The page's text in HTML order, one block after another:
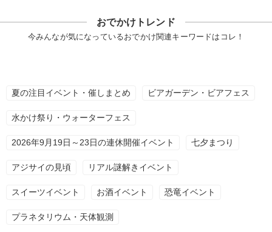
おでかけトレンド
今みんなが気になっているおでかけ関連キーワードはコレ！
夏の注目イベント・催しまとめ ビアガーデン・ビアフェス
水かけ祭り・ウォーターフェス
2026年9月19日～23日の連休開催イベント 七夕まつり
アジサイの見頃 リアル謎解きイベント
スイーツイベント お酒イベント 恐竜イベント
プラネタリウム・天体観測